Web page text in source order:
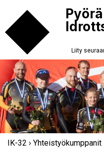
Liity
IK-32 › Yhteistyökumppanit